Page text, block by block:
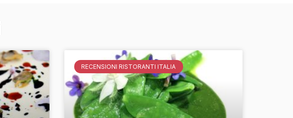
RECENSIONI RISTORANTI ITALIA